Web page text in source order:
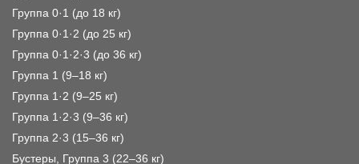
Группа 0·1 (до 18 кг)
Группа 0·1·2 (до 25 кг)
Группа 0·1·2·3 (до 36 кг)
Группа 1 (9–18 кг)
Группа 1·2 (9–25 кг)
Группа 1·2·3 (9–36 кг)
Группа 2·3 (15–36 кг)
Бустеры, Группа 3 (22–36 кг)